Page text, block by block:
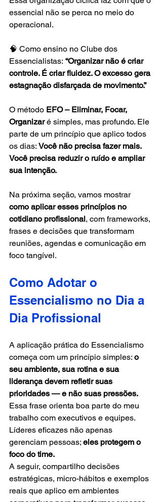
essencial não se perca no meio do
operacional.
🧠 Como ensino no Clube dos
Essencialistas: “Organizar não é criar
controle. É criar fluidez. O excesso gera
estagnação disfarçada de movimento.”
O método EFO – Eliminar, Focar,
Organizar é simples, mas profundo. Ele
parte de um princípio que aplico todos
os dias: Você não precisa fazer mais.
Você precisa reduzir o ruído e ampliar
sua intenção.
Na próxima seção, vamos mostrar
como aplicar esses princípios no
cotidiano profissional, com frameworks,
frases e decisões que transformam
reuniões, agendas e comunicação em
foco tangível.
Como Adotar o
Essencialismo no Dia a
Dia Profissional
A aplicação prática do Essencialismo
começa com um princípio simples: o
seu ambiente, sua rotina e sua
liderança devem refletir suas
prioridades — e não suas pressões.
Essa frase orienta boa parte do meu
trabalho com executivos e equipes.
Líderes eficazes não apenas
gerenciam pessoas; eles protegem o
foco do time.
A seguir, compartilho decisões
estratégicas, micro-hábitos e exemplos
reais que aplico em ambientes